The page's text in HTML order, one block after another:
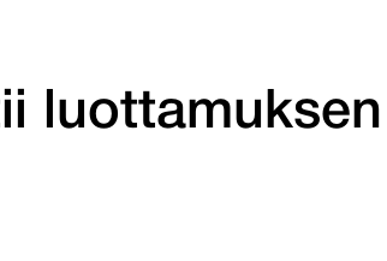
luottamuksen